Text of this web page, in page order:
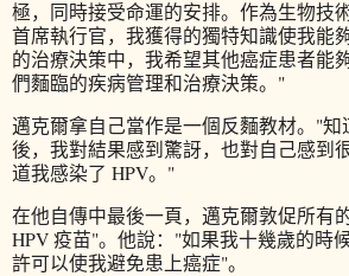
極，同時接受命運的安排。作為生物技
首席執行官，我獲得的獨特知識使我能
的治療決策中，我希望其他癌症患者能
們麵臨的疾病管理和治療決策。"
邁克爾拿自己當作是一個反麵教材。"知
後，我對結果感到驚訝，也對自己感到
道我感染了 HPV。"
在他自傳中最後一頁，邁克爾敦促所有
HPV 疫苗"。他說："如果我十幾歲的時
許可以使我避免患上癌症"。